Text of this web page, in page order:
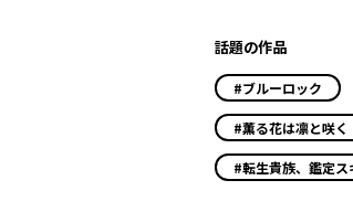
話題の作品
#ブルーロック
#薫る花は凛と咲く
#転生貴族、鑑定